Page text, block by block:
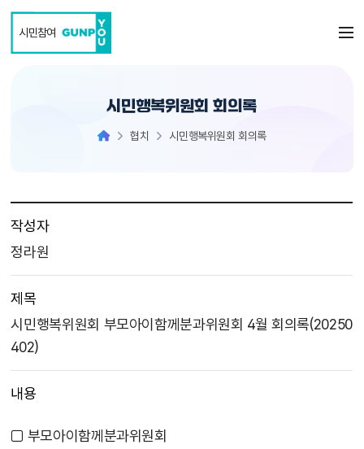
시민참여
시민행복위원회 회의록
협치 시민행복위원회 회의록
작성자
정라원
제목
시민행복위원회 부모아이함께분과위원회 4월 회의록(20250
402)
내용
□ 부모아이함께분과위원회